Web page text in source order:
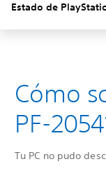
Estado de
Cómo
PF-
Tu PC no pudo